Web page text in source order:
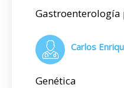
Carlos
Genética